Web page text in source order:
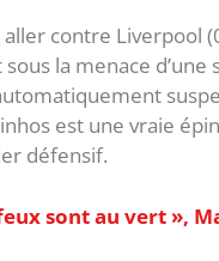
contre Liverpool
la menace
est une vraie
défensif.
feux sont au vert »,